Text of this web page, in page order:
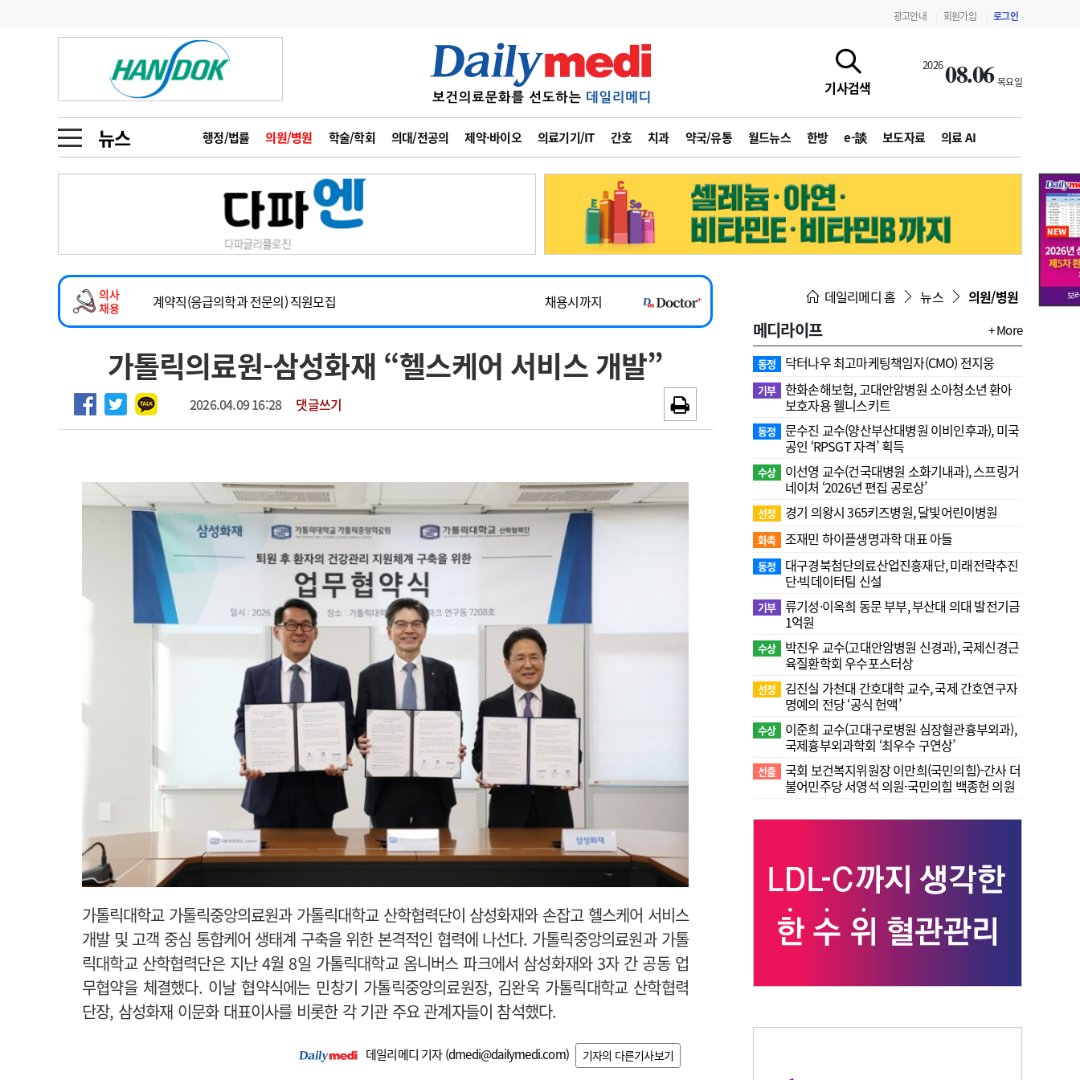
광고안내 회원가입 로그인
기사검색
202608.06 목요일
뉴스 행정/법률 의원/병원 학술/학회 의대/전공의 제약·바이오 의료기기/IT 간호 치과 약국/유통 월드뉴스 한방 e-談 보도자료 의료 AI
금주의 검색어
1
의사인력 수급 추계
2
성분명 처방
3
AI의료
4
전공의 모집 결과
6
관리급여 실시
지필공 지원책
수련환경 개선
의과대학 입시
인사 사고
오피니언 수첩
인물 초대석 피플
동영상뉴스
포토뉴스
메디 Hospital 지역병원 중소병원
인포메이션 행정처분 판례 정책/통계 공시 지침·기준·평가 약제급여 심사 결과
고객센터 회사소개 법적고지 광고안내
의사
채용
2026년 하반기 인턴 모집
~2026-08-31
마취통증의학과 임기제 임상의사 채용
채용시까지
계약직(응급의학과 전문의) 직원모집
채용시까지
하반기 전공의(레지던트1년차) 모집
~2026-08-15
2026년 하반기 인턴 모집
~2026-08-31
마취통증의학과 임기제 임상의사 채용
가톨릭의료원-삼성화재 “헬스케어 서비스 개발”
2026.04.09 16:28 댓글쓰기
가톨릭대학교 가톨릭중앙의료원과 가톨릭대학교 산학협력단이 삼성화재와 손잡고 헬스케어 서비스
개발 및 고객 중심 통합케어 생태계 구축을 위한 본격적인 협력에 나선다. 가톨릭중앙의료원과 가톨
릭대학교 산학협력단은 지난 4월 8일 가톨릭대학교 옴니버스 파크에서 삼성화재와 3자 간 공동 업
무협약을 체결했다. 이날 협약식에는 민창기 가톨릭중앙의료원장, 김완욱 가톨릭대학교 산학협력
단장, 삼성화재 이문화 대표이사를 비롯한 각 기관 주요 관계자들이 참석했다.
데일리메디 기자 (dmedi@dailymedi.com) 기자의 다른기사보기
데일리메디 홈 뉴스 의원/병원
메디라이프 + More
동정 닥터나우 최고마케팅책임자(CMO) 전지웅
기부 한화손해보험, 고대안암병원 소아청소년 환아
보호자용 웰니스키트
동정
문수진 교수( 양산부산대병원 이비인후과), 미국
공인 ‘RPSGT 자격’ 획득
수상
이선영 교수(건국대병원 소화기내과), 스프링거
네이처 ‘2026년 편집 공로상’
선정 경기 의왕시 365키즈병원, 달빛어린이병원
화촉 조재민 하이플생명과학 대표 아들
동정
대구경북첨단의료산업진흥재단, 미래전략추진
단·빅데이터팀 신설
기부 류기성·이옥희 동문 부부, 부산대 의대 발전기금
1억원
수상
박진우 교수(고대안암병원 신경과), 국제신경근
육질환학회 우수포스터상
선정
김진실 가천대 간호대학 교수, 국제 간호연구자
명예의 전당 ‘공식 헌액’
수상
이준희 교수(고대구로병원 심장혈관흉부외과),
국제흉부외과학회 ‘최우수 구연상’
선출 국회 보건복지위원장 이만희(국민의힘)-간사 더
불어민주당 서영석 의원·국민의힘 백종헌 의원